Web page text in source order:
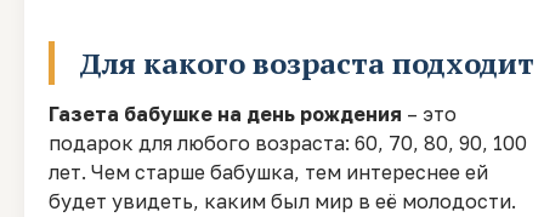
Для какого возраста подходит
Газета бабушке на день рождения – это
подарок для любого возраста: 60, 70, 80, 90, 100
лет. Чем старше бабушка, тем интереснее ей
будет увидеть, каким был мир в её молодости.